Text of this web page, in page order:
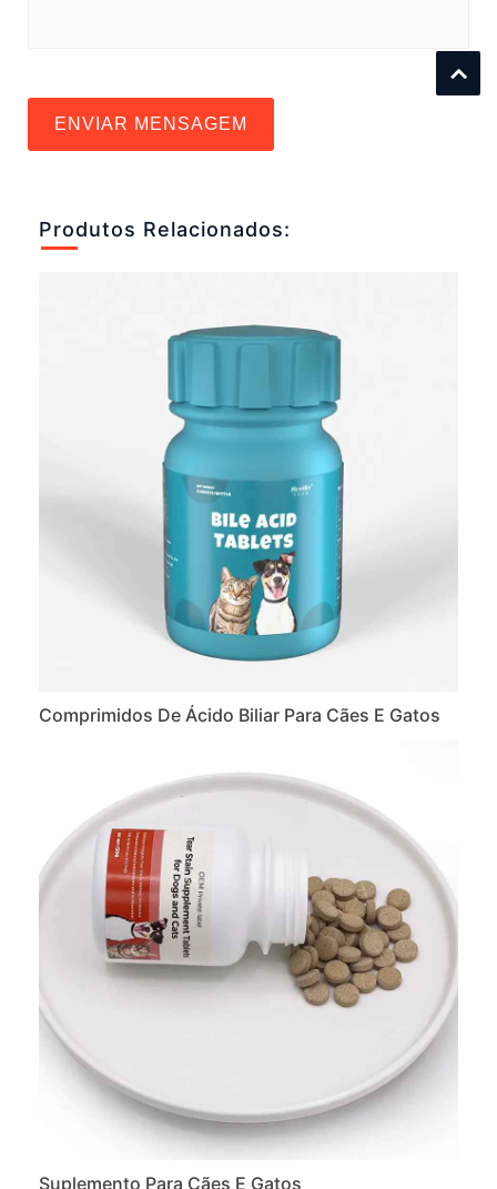
ENVIAR MENSAGEM
Produtos Relacionados:
Comprimidos De Ácido Biliar Para Cães E Gatos
Suplemento Para Cães E Gatos